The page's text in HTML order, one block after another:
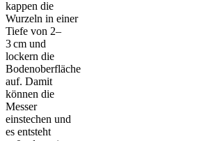
kappen die
Wurzeln in einer
Tiefe von 2–
3 cm und
lockern die
Bodenoberfläche
auf. Damit
können die
Messer
einstechen und
es entsteht